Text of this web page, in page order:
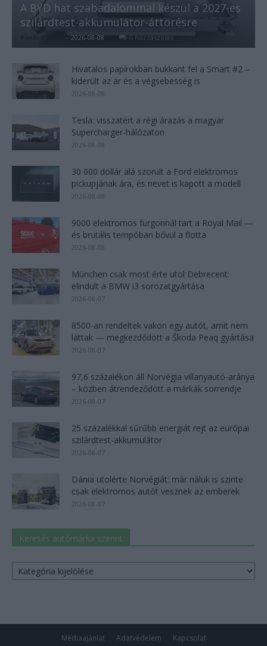
A BYD hat szabadalommal készül a 2027-es
szilárdtest-akkumulátor-áttörésre
- 2026-08-08 0 hozzászólás
Hivatalos papírokban bukkant fel a Smart #2 –
kiderült az ár és a végsebesség is
2026-08-08
Tesla: visszatért a régi árazás a magyar
Supercharger-hálózaton
2026-08-08
30 000 dollár alá szorult a Ford elektromos
pickupjának ára, és nevet is kapott a modell
2026-08-08
9000 elektromos furgonnál tart a Royal Mail —
és brutális tempóban bővül a flotta
2026-08-08
München csak most érte utol Debrecent:
elindult a BMW i3 sorozatgyártása
2026-08-07
8500-an rendeltek vakon egy autót, amit nem
láttak — megkezdődött a Škoda Peaq gyártása
2026-08-07
97,6 százalékon áll Norvégia villanyautó-aránya
– közben átrendeződött a márkák sorrendje
2026-08-07
25 százalékkal sűrűbb energiát rejt az európai
szilárdtest-akkumulátor
2026-08-07
Dánia utolérte Norvégiát: már náluk is szinte
csak elektromos autót vesznek az emberek
2026-08-07
Keresés autómárka szerint
Keresés
autómárka
Médiaajánlat Adatvédelem Kapcsolat